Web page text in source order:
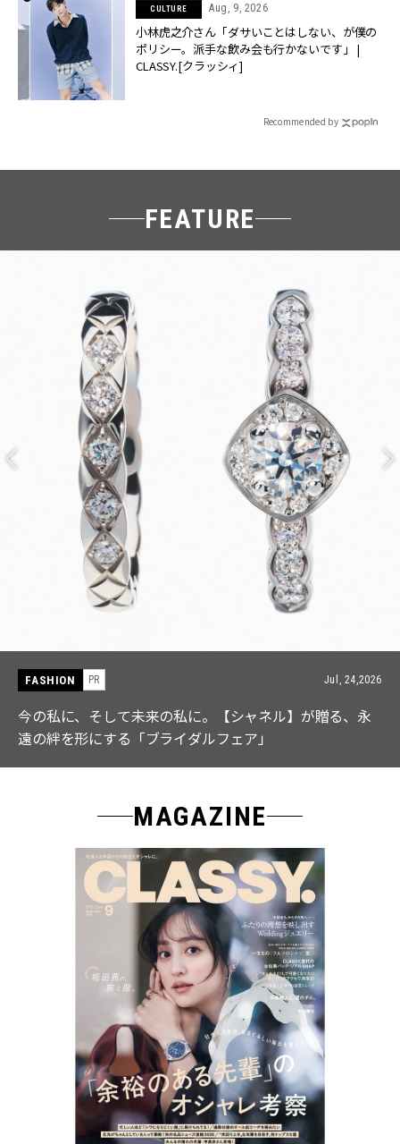
CULTURE Aug, 9, 2026
小林虎之介さん「ダサいことはしない、が僕の
ポリシー。派手な飲み会も行かないです」 |
CLASSY.[クラッシィ]
Recommended by
FEATURE
FASHION PR Jul, 15,2026
【ICB】人気インフルエンサーと共同制作! 週5で着たく
なる「名品ブラウス」２選
MAGAZINE